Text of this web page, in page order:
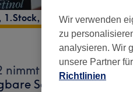
, 1.Stock, Lokstedt, Hamburg,
nimmt derzeit keine
Salons in Ihrer
Wir verwenden
zu
analysieren. Wir
unsere Partner
Richtlinien